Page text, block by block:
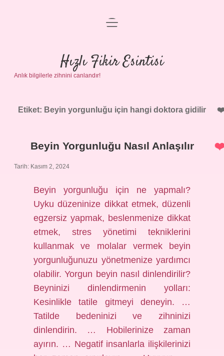
Anasayfa
Gizlilik Politikası
Yasal Uyarı
menüyü
Hızlı Fikir Esintisi
Anlık bilgilerle zihnini canlandır!
Etiket: Beyin yorgunluğu için hangi doktora gidilir
Beyin Yorgunluğu Nasıl Anlaşılır
Tarih: Kasım 2, 2024
Beyin yorgunluğu için ne yapmalı?
Uyku düzeninize dikkat etmek, düzenli
egzersiz yapmak, beslenmenize dikkat
etmek, stres yönetimi tekniklerini
kullanmak ve molalar vermek beyin
yorgunluğunuzu yönetmenize yardımcı
olabilir. Yorgun beyin nasıl dinlendirilir?
Beyninizi dinlendirmenin yolları:
Kesinlikle tatile gitmeyi deneyin. …
Tatilde bedeninizi ve zihninizi
dinlendirin. … Hobilerinize zaman
ayırın. … Negatif insanlarla ilişkilerinizi